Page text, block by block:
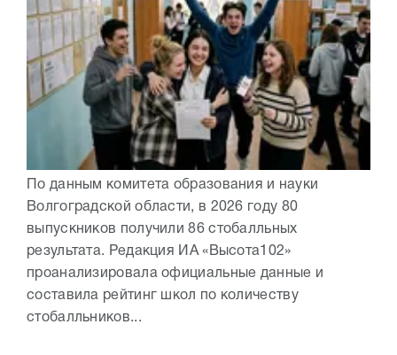
По данным комитета образования и науки
Волгоградской области, в 2026 году 80
выпускников получили 86 стобалльных
результата. Редакция ИА «Высота102»
проанализировала официальные данные и
составила рейтинг школ по количеству
стобалльников...